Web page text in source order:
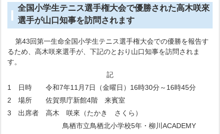
全国小学生テニス選手権大会で優勝された高木咲來
選手が山口知事を訪問されます
第43回第一生命全国小学生テニス選手権大会での優勝を報告す
るため、高木咲來選手が、下記のとおり山口知事を訪問されま
す。
記
1 日時 令和7年11月7日（金曜日）16時30分～16時45分
2 場所 佐賀県庁新館4階 来賓室
3 出席者 高木 咲來（たかき さくら）
鳥栖市立鳥栖北小学校5年・柳川ACADEMY